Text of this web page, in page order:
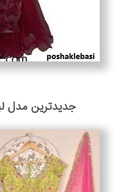
جدیدترین مدل